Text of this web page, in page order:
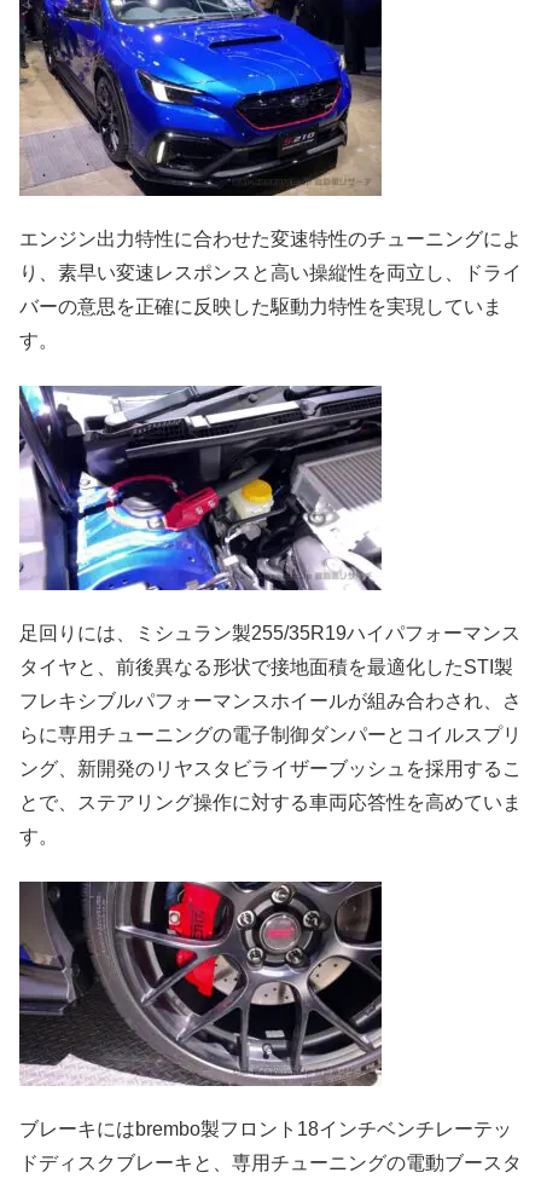
エンジン出力特性に合わせた変速特性のチューニングによ
り、素早い変速レスポンスと高い操縦性を両立し、ドライ
バーの意思を正確に反映した駆動力特性を実現していま
す。
足回りには、ミシュラン製255/35R19ハイパフォーマンス
タイヤと、前後異なる形状で接地面積を最適化したSTI製
フレキシブルパフォーマンスホイールが組み合わされ、さ
らに専用チューニングの電子制御ダンパーとコイルスプリ
ング、新開発のリヤスタビライザーブッシュを採用するこ
とで、ステアリング操作に対する車両応答性を高めていま
す。
ブレーキにはbrembo製フロント18インチベンチレーテッ
ドディスクブレーキと、専用チューニングの電動ブースタ